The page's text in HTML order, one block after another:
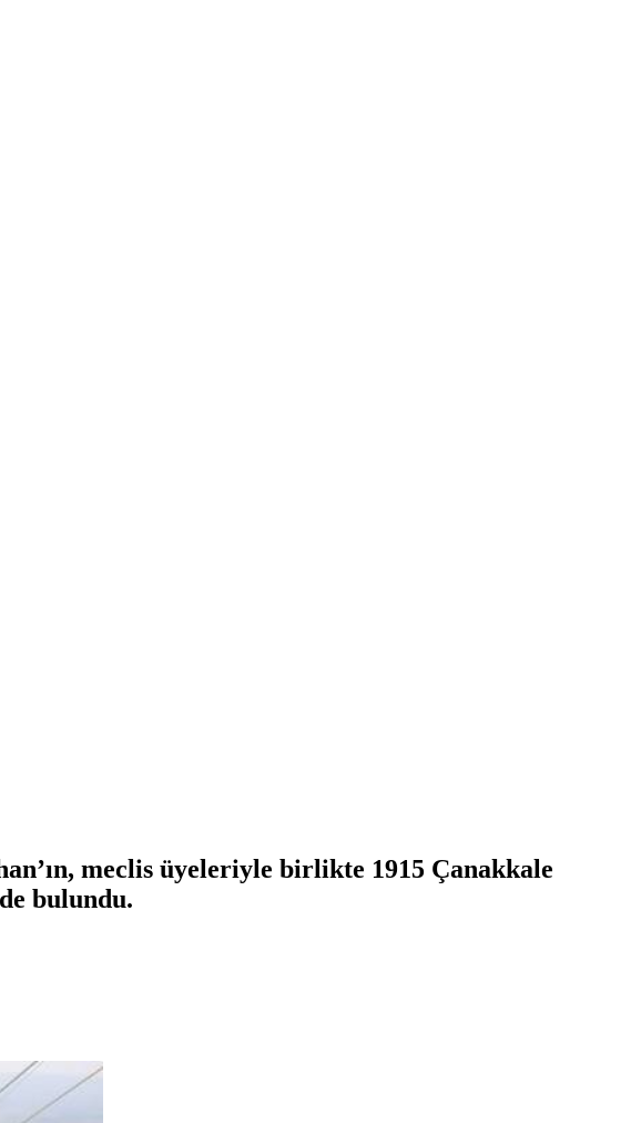
meclis üyeleriyle birlikte 1915 Çanakkale
bulundu.